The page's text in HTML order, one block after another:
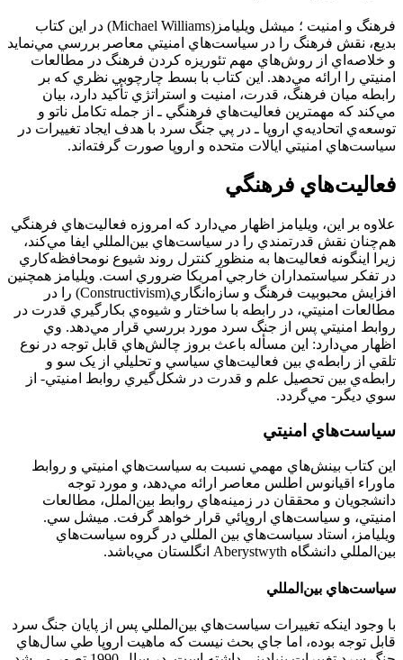
فرهنگ و امنيت ؛ ميشل ويليامز(Michael Williams) در اين کتاب
بديع، نقش فرهنگ را در سياست‌هاي امنيتي معاصر بررسي مي‌نمايد
و خلاصه‌اي از روش‌هاي مهم تئوريزه کردن فرهنگ در مطالعات
امنيتي را ارائه مي‌دهد. اين کتاب با بسط چارچوبي نظري که بر
رابطه‌‌ ميان فرهنگ،‌ قدرت، امنيت و استراتژي تأکيد دارد، بيان
مي‌کند که مهمترين فعاليت‌هاي فرهنگي ـ از جمله تکامل ناتو و
توسعه‌ي اتحاديه‌ي اروپا ـ در پي جنگ سرد با هدف ايجاد تغييرات در
سياست‌هاي امنيتي ايالات متحده و اروپا صورت گرفته‌اند.
فعاليت‌هاي فرهنگي
علاوه بر اين، ويليامز اظهار مي‌دارد که امروزه فعاليت‌هاي فرهنگي
هم‌چنان نقش قدرتمندي را در سياست‌هاي بين‌المللي ايفا مي‌کند،‌
زيرا اينگونه فعاليت‌ها به منظور کنترل روند شيوع نومحافظه‌کاري
در تفکر سياستمداران خارجي آمريکا ضروري است. ويليامز همچنين
افزايش محبوبيت فرهنگ و سازه‌انگاري(Constructivism) را در
مطالعات امنيتي، در رابطه با ساختار و شيوه‌ي بکارگيري قدرت در
روابط امنيتي پس از جنگ سرد مورد بررسي قرار مي‌دهد. وي
اظهار مي‌دارد: اين مسأله باعث بروز چالش‌هاي قابل توجه در نوع
تلقي از رابطه‌ي بين فعاليت‌هاي سياسي و تحليلي از يک سو و
رابطه‌ي بين تحصيل علم و قدرت در شکل‌گيري روابط امنيتي- از
سوي ديگر- مي‌گردد.
سياست‌هاي امنيتي
اين کتاب بينش‌هاي مهمي نسبت به سياست‌هاي امنيتي و روابط
ماوراء اقيانوس اطلس معاصر ارائه مي‌دهد، و مورد توجه
دانشجويان و محققان در زمينه‌هاي روابط بين‌الملل، مطالعات
امنيتي، و سياست‌هاي اروپائي قرار خواهد گرفت. ميشل سي.
ويليامز، استاد سياست‌هاي بين المللي در گروه سياست‌هاي
بين‌المللي دانشگاه Aberystwyth انگلستان مي‌باشد.
سياست‌هاي بين‌المللي
با وجود اينکه تغييرات سياست‌هاي بين‌المللي پس از پايان جنگ سرد
قابل توجه بوده، اما جاي بحث نيست که ماهيت اروپا طي سال‌هاي